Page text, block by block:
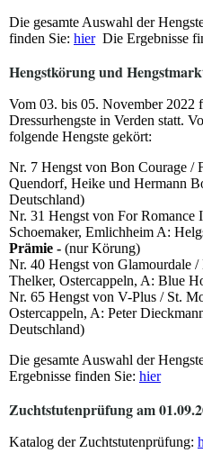
Die gesamte Auswahl der
finden Sie: hierDie Ergebnisse
Hengstkörung und
Vom 03. bis 05. November 2022
Dressurhengste in Verden statt.
folgende Hengste gekört:
Nr. 7 Hengst von Bon Courage /
Quendorf, Heike und Hermann
Deutschland)
Nr. 31 Hengst von For Romance
Schoemaker, Emlichheim A:
Prämie - (nur Körung)
Nr. 40 Hengst von Glamourdale
Thelker, Ostercappeln, A: Blue
Nr. 65 Hengst von V-Plus / St.
Ostercappeln, A: Peter
Deutschland)
Die gesamte Auswahl der
Ergebnisse finden Sie: hier
Zuchtstutenprüfung am
Katalog der Zuchtstutenprüfung: